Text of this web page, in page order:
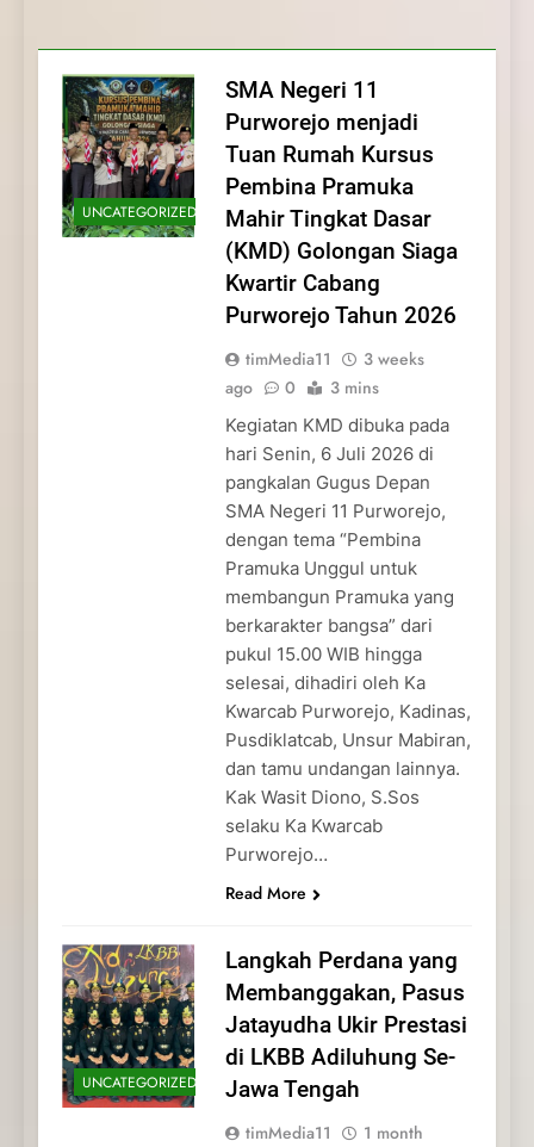
dan Pengabdian Generasi
Pramuka
Pramuka
Kepedulian
UNCATEGORIZED
SMA Negeri 11
Purworejo menjadi
Tuan Rumah Kursus
Pembina Pramuka
Mahir Tingkat Dasar
(KMD) Golongan Siaga
Kwartir Cabang
Purworejo Tahun 2026
timMedia11
3 weeks
ago
0 3 mins
Kegiatan KMD dibuka pada
hari Senin, 6 Juli 2026 di
pangkalan Gugus Depan
SMA Negeri 11 Purworejo,
dengan tema “Pembina
Pramuka Unggul untuk
membangun Pramuka yang
berkarakter bangsa” dari
pukul 15.00 WIB hingga
selesai, dihadiri oleh Ka
Kwarcab Purworejo, Kadinas,
Pusdiklatcab, Unsur Mabiran,
dan tamu undangan lainnya.
Kak Wasit Diono, S.Sos
selaku Ka Kwarcab
Purworejo…
Read More
UNCATEGORIZED
Langkah Perdana yang
Membanggakan, Pasus
Jatayudha Ukir Prestasi
di LKBB Adiluhung Se-
Jawa Tengah
timMedia11
1 month